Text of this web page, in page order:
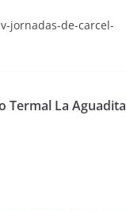
jornadas-de-carcel-
Termal La Aguadita